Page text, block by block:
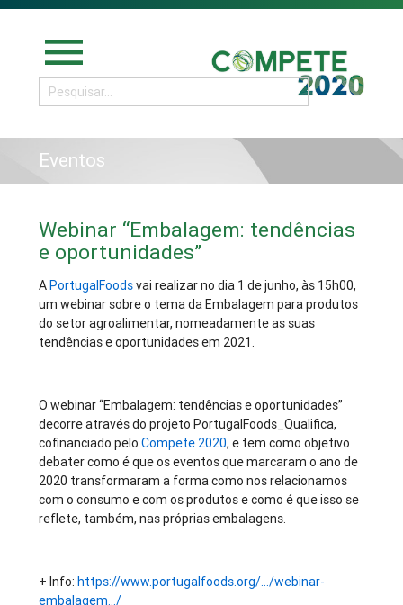
menu
Eventos
Webinar “Embalagem: tendências
e oportunidades”
A PortugalFoodsvai realizar no dia 1 de junho, às 15h00,
um webinar sobre o tema da Embalagem para produtos
do setor agroalimentar, nomeadamente as suas
tendências e oportunidades em 2021.
O webinar “Embalagem: tendências e oportunidades”
decorre através do projeto PortugalFoods_Qualifica,
cofinanciado peloCompete 2020, e tem como objetivo
debater como é que os eventos que marcaram o ano de
2020 transformaram a forma como nos relacionamos
com o consumo e com os produtos e como é que isso se
reflete, também, nas próprias embalagens.
+ Info: https://www.portugalfoods.org/.../webinar-
embalagem.../